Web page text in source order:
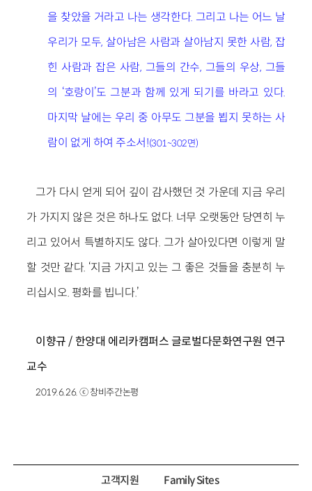
을 찾았을 거라고 나는 생각한다. 그리고 나는 어느 날
우리가 모두, 살아남은 사람과 살아남지 못한 사람, 잡
힌 사람과 잡은 사람, 그들의 간수, 그들의 우상, 그들
의 ‘호랑이’도 그분과 함께 있게 되기를 바라고 있다.
마지막 날에는 우리 중 아무도 그분을 뵙지 못하는 사
람이 없게 하여 주소서!(301~302면)
그가 다시 얻게 되어 깊이 감사했던 것 가운데 지금 우리
가 가지지 않은 것은 하나도 없다. 너무 오랫동안 당연히 누
리고 있어서 특별하지도 않다. 그가 살아있다면 이렇게 말
할 것만 같다. ‘지금 가지고 있는 그 좋은 것들을 충분히 누
리십시오. 평화를 빕니다.’
이향규 / 한양대 에리카캠퍼스 글로벌다문화연구원 연구
교수
2019.6.26. ⓒ 창비주간논평
고객지원 Family Sites